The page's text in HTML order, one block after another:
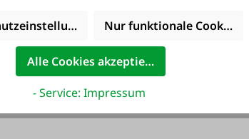
Nur funktionale Cookies
Alle Cookies akzeptieren
- Service: Impressum